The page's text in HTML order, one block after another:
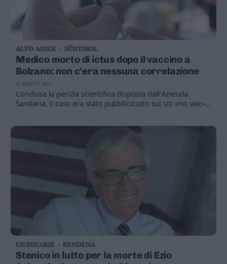
ALTO ADIGE – SÜDTIROL
Medico morto di ictus dopo il vaccino a
Bolzano: non c’era nessuna correlazione
Conclusa la perizia scientifica disposta dall’Azienda
Sanitaria, il caso era stato pubblicizzato sui siti «no vax»
31 AGOSTO 2021
GIUDICARIE – RENDENA
Stenico in lutto per la morte di Ezio